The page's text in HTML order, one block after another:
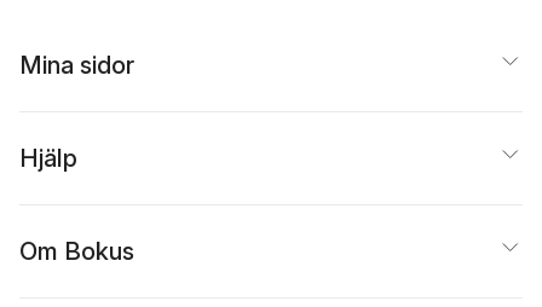
Mina sidor
Hjälp
Om Bokus